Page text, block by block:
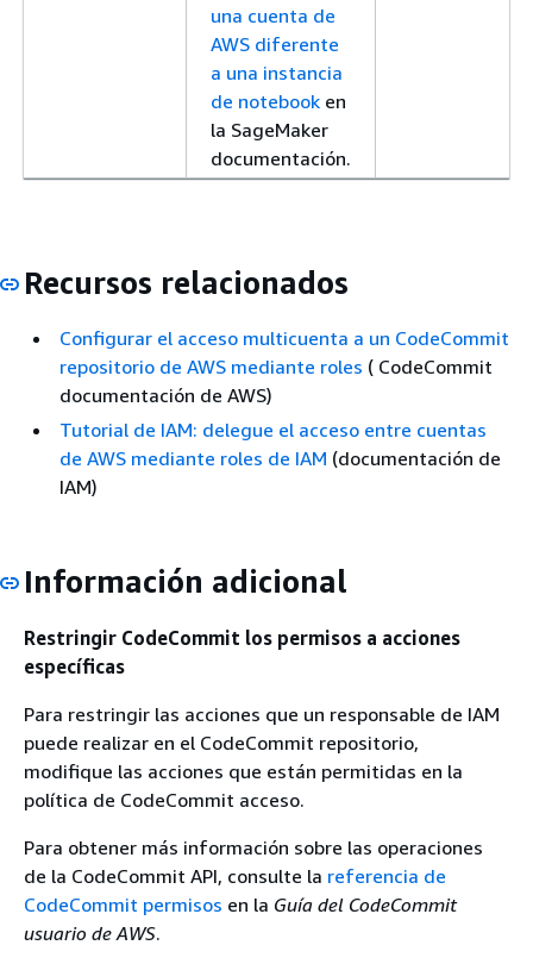
una cuenta de
AWS diferente
a una instancia
de notebook en
la SageMaker
documentación.
Recursos relacionados
Configurar el acceso multicuenta a un CodeCommit
repositorio de AWS mediante roles ( CodeCommit
documentación de AWS)
Tutorial de IAM: delegue el acceso entre cuentas
de AWS mediante roles de IAM (documentación de
IAM)
Información adicional
Restringir CodeCommit los permisos a acciones
específicas
Para restringir las acciones que un responsable de IAM
puede realizar en el CodeCommit repositorio,
modifique las acciones que están permitidas en la
política de CodeCommit acceso.
Para obtener más información sobre las operaciones
de la CodeCommit API, consulte la referencia de
CodeCommit permisos en la Guía del CodeCommit
usuario de AWS.